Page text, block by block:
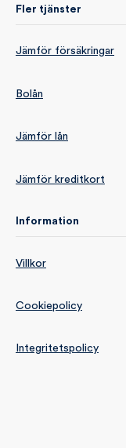
Fler tjänster
Jämför försäkringar
Bolån
Jämför lån
Jämför kreditkort
Information
Villkor
Cookiepolicy
Integritetspolicy